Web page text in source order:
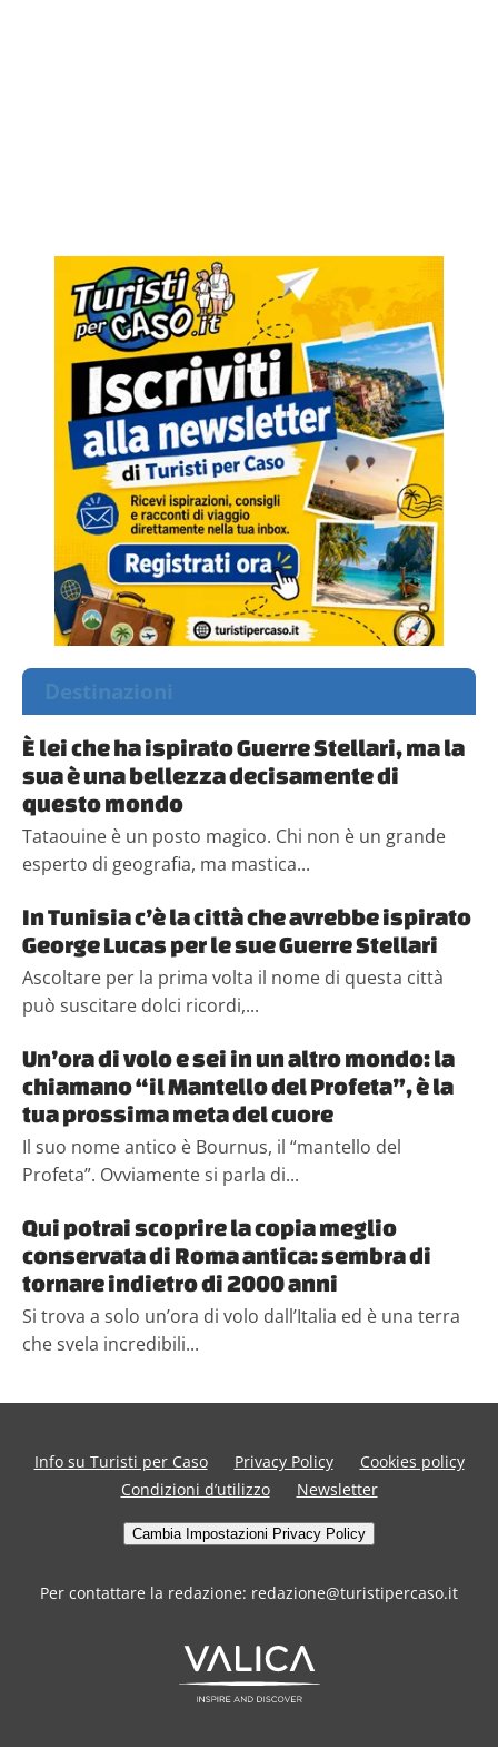
Destinazioni
È lei che ha ispirato Guerre Stellari, ma la
sua è una bellezza decisamente di
questo mondo
Tataouine è un posto magico. Chi non è un grande
esperto di geografia, ma mastica...
In Tunisia c’è la città che avrebbe ispirato
George Lucas per le sue Guerre Stellari
Ascoltare per la prima volta il nome di questa città
può suscitare dolci ricordi,...
Un’ora di volo e sei in un altro mondo: la
chiamano “il Mantello del Profeta”, è la
tua prossima meta del cuore
Il suo nome antico è Bournus, il “mantello del
Profeta”. Ovviamente si parla di...
Qui potrai scoprire la copia meglio
conservata di Roma antica: sembra di
tornare indietro di 2000 anni
Si trova a solo un’ora di volo dall’Italia ed è una terra
che svela incredibili...
Info su Turisti per Caso Privacy Policy
Cookies policy
Condizioni d’utilizzo
Newsletter
Cambia Impostazioni Privacy Policy
Per contattare la redazione: redazione@turistipercaso.it